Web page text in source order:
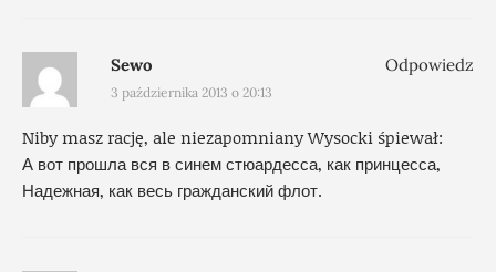
Sewo
3 października 2013 o 20:13
Niby masz rację, ale niezapomniany Wysocki śpiewał:
А вот прошла вся в синем стюардесса, как принцесса,
Надежная, как весь гражданский флот.
Odpowiedz